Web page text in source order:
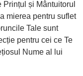
și Mântuitorul
mierea pentru suflet
Tale sunt
pentru cei ce Te
Nume al lui